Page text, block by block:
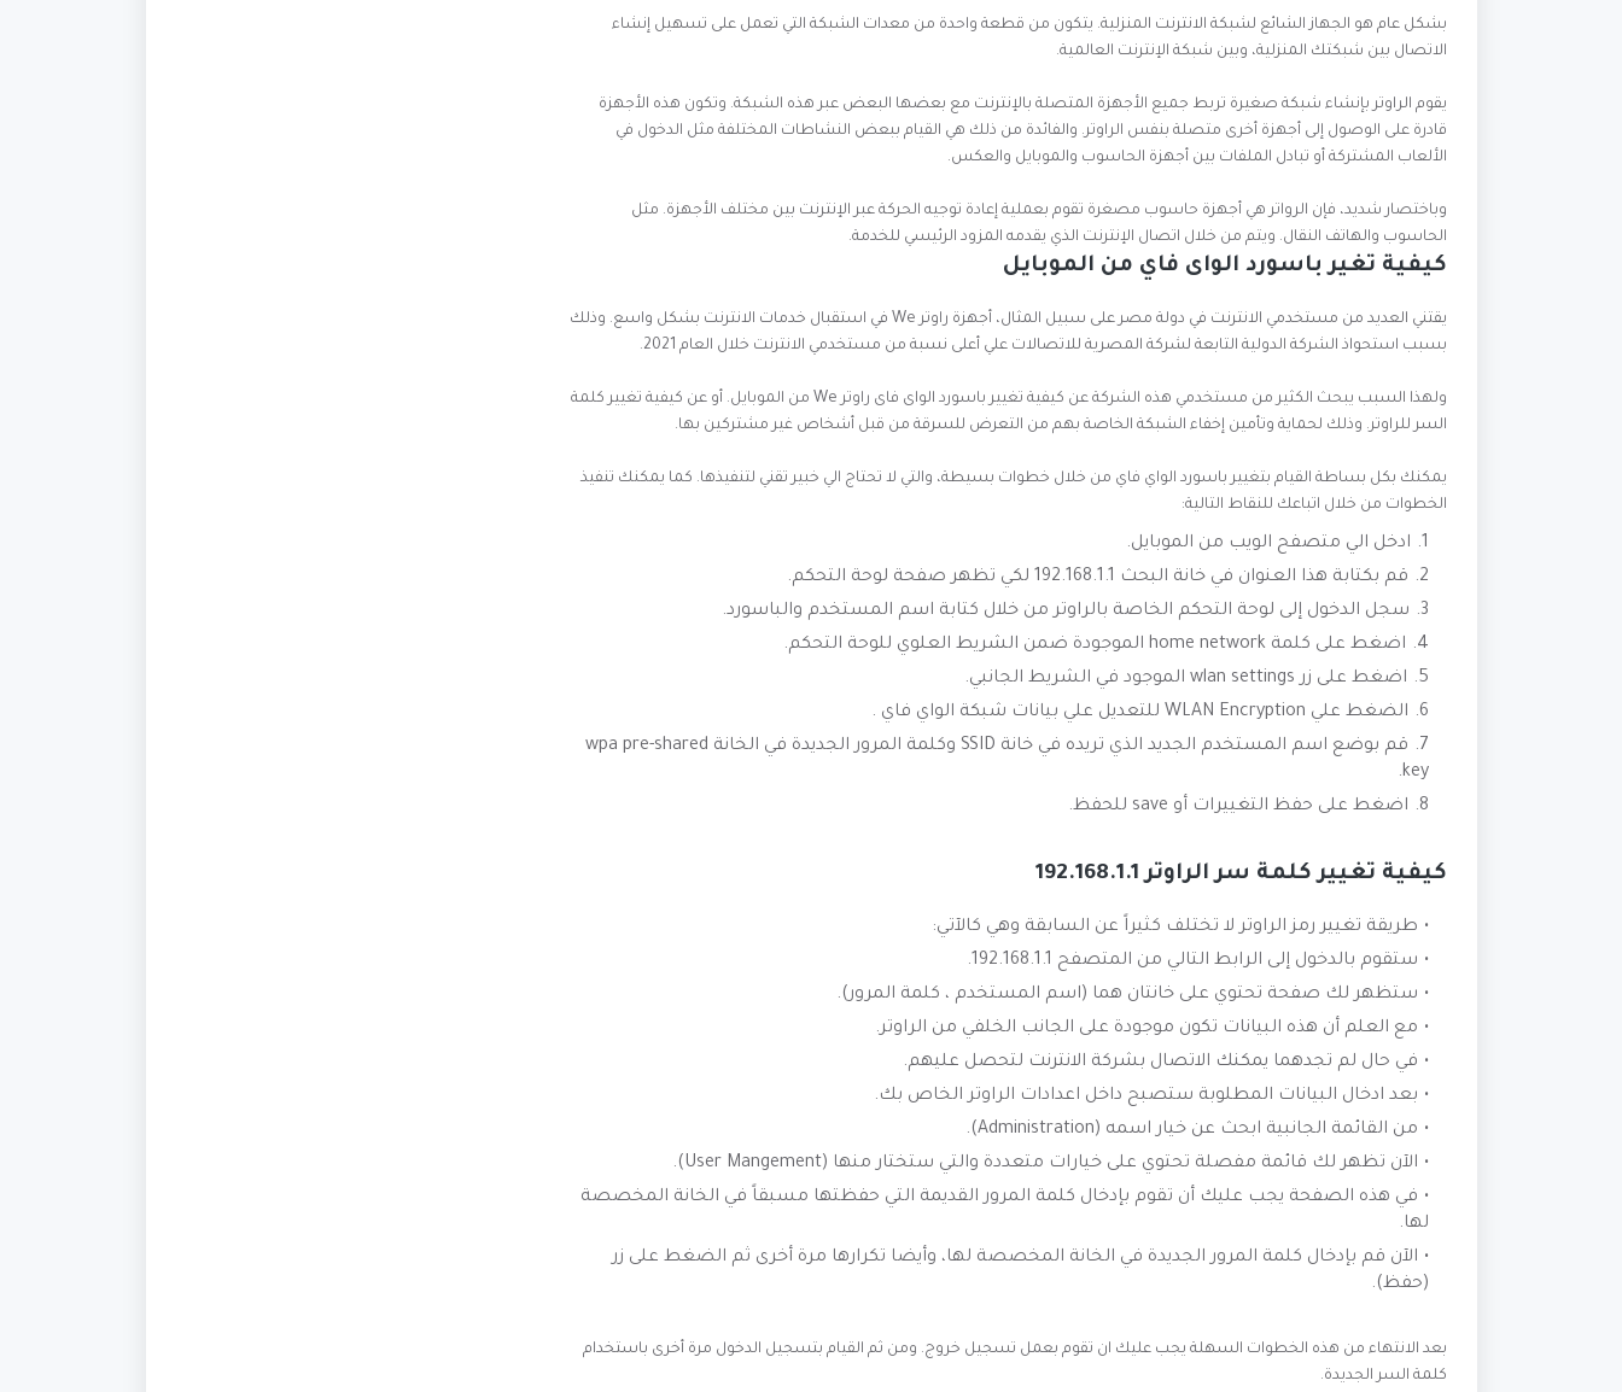
بشكل عام هو الجهاز الشائع لشبكة الانترنت المنزلية. يتكون من قطعة واحدة من معدات الشبكة التي تعمل على تسهيل إنشاء
الاتصال بين شبكتك المنزلية، وبين شبكة الإنترنت العالمية.
يقوم الراوتر بإنشاء شبكة صغيرة تربط جميع الأجهزة المتصلة بالإنترنت مع بعضها البعض عبر هذه الشبكة. وتكون هذه الأجهزة
قادرة على الوصول إلى أجهزة أخرى متصلة بنفس الراوتر. والفائدة من ذلك هي القيام ببعض النشاطات المختلفة مثل الدخول في
الألعاب المشتركة أو تبادل الملفات بين أجهزة الحاسوب والموبايل والعكس.
وباختصار شديد، فإن الرواتر هي أجهزة حاسوب مصغرة تقوم بعملية إعادة توجيه الحركة عبر الإنترنت بين مختلف الأجهزة. مثل
الحاسوب والهاتف النقال. ويتم من خلال اتصال الإنترنت الذي يقدمه المزود الرئيسي للخدمة.
كيفية تغير باسورد الواى فاي من الموبايل
يقتني العديد من مستخدمي الانترنت في دولة مصر على سبيل المثال، أجهزة راوتر We في استقبال خدمات الانترنت بشكل واسع. وذلك
بسبب استحواذ الشركة الدولية التابعة لشركة المصرية للاتصالات علي أعلى نسبة من مستخدمي الانترنت خلال العام 2021.
ولهذا السبب يبحث الكثير من مستخدمي هذه الشركة عن كيفية تغيير باسورد الواى فاى راوتر We من الموبايل. أو عن كيفية تغيير كلمة
السر للراوتر. وذلك لحماية وتأمين إخفاء الشبكة الخاصة بهم من التعرض للسرقة من قبل أشخاص غير مشتركين بها.
يمكنك بكل بساطة القيام بتغيير باسورد الواي فاي من خلال خطوات بسيطة، والتي لا تحتاج الي خبير تقني لتنفيذها. كما يمكنك تنفيذ
الخطوات من خلال اتباعك للنقاط التالية:
ادخل الي متصفح الويب من الموبايل.
قم بكتابة هذا العنوان في خانة البحث 192.168.1.1 لكي تظهر صفحة لوحة التحكم.
سجل الدخول إلى لوحة التحكم الخاصة بالراوتر من خلال كتابة اسم المستخدم والباسورد.
اضغط على كلمة home network الموجودة ضمن الشريط العلوي للوحة التحكم.
اضغط على زر wlan settings الموجود في الشريط الجانبي.
الضغط علي WLAN Encryption للتعديل علي بيانات شبكة الواي فاي .
قم بوضع اسم المستخدم الجديد الذي تريده في خانة SSID وكلمة المرور الجديدة في الخانة wpa pre-shared
key.
اضغط على حفظ التغييرات أو save للحفظ.
كيفية تغيير كلمة سر الراوتر 192.168.1.1
طريقة تغيير رمز الراوتر لا تختلف كثيراً عن السابقة وهي كالآتي:
ستقوم بالدخول إلى الرابط التالي من المتصفح 192.168.1.1.
ستظهر لك صفحة تحتوي على خانتان هما (اسم المستخدم ، كلمة المرور).
مع العلم أن هذه البيانات تكون موجودة على الجانب الخلفي من الراوتر.
في حال لم تجدهما يمكنك الاتصال بشركة الانترنت لتحصل عليهم.
بعد ادخال البيانات المطلوبة ستصبح داخل اعدادات الراوتر الخاص بك.
من القائمة الجانبية ابحث عن خيار اسمه (Administration).
الآن تظهر لك قائمة مفصلة تحتوي على خيارات متعددة والتي ستختار منها (User Mangement).
في هذه الصفحة يجب عليك أن تقوم بإدخال كلمة المرور القديمة التي حفظتها مسبقاً في الخانة المخصصة
لها.
الآن قم بإدخال كلمة المرور الجديدة في الخانة المخصصة لها، وأيضا تكرارها مرة أخرى ثم الضغط على زر
(حفظ).
بعد الانتهاء من هذه الخطوات السهلة يجب عليك ان تقوم بعمل تسجيل خروج. ومن ثم القيام بتسجيل الدخول مرة أخرى باستخدام
كلمة السر الجديدة.